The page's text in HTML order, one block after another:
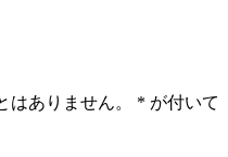
はありません。 * が付いて